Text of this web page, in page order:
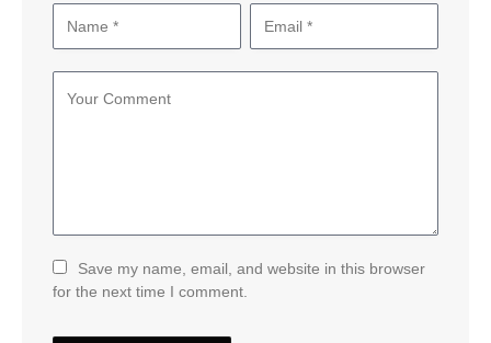
Save my name, email, and website in this browser
for the next time I comment.